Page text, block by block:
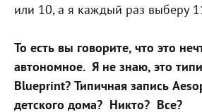
или 10, а я каждый раз выберу
То есть вы говорите, что это
автономное. Я не знаю, это
Blueprint? Типичная запись
детского дома? Никто? Все?